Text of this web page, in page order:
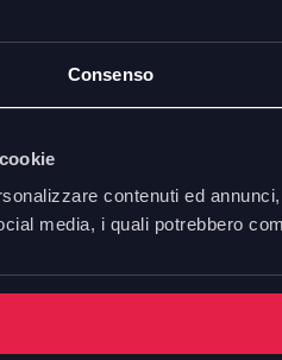
Consenso
contenuti ed
media, i quali potrebbero